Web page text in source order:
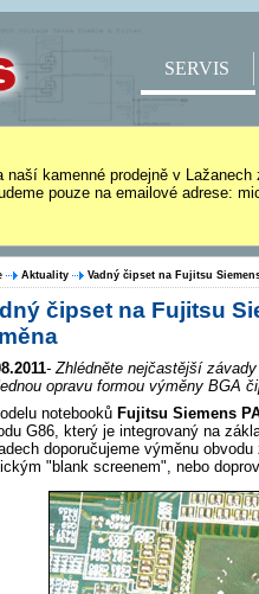
SERVIS
naší kamenné prodejně v
pouze na emailové adrese:
Aktuality Vadný čipset na Fujitsu
čipset na Fujitsu
- Zhlédněte nejčastější
opravu formou výměny BGA
notebooků Fujitsu Siemens
G86, který je integrovaný na
doporučujeme výměnu
"blank screenem", nebo